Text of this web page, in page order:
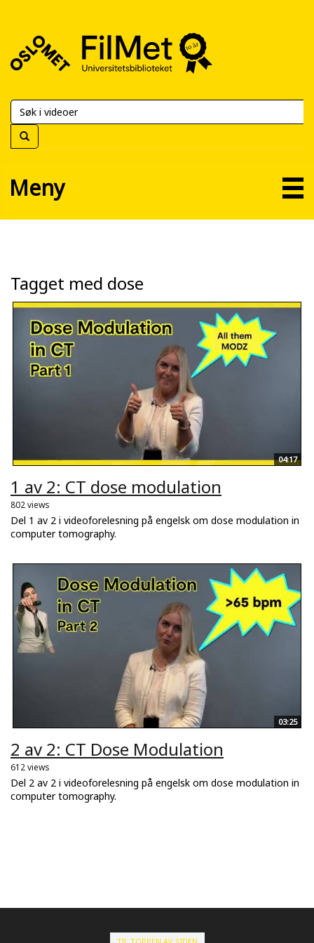
FilMet
Universitetsbiblioteket
Meny
Tagget med dose
04:17
1 av 2: CT dose modulation
802 views
Del 1 av 2 i videoforelesning på engelsk om dose modulation in
computer tomography.
03:25
2 av 2: CT Dose Modulation
612 views
Del 2 av 2 i videoforelesning på engelsk om dose modulation in
computer tomography.